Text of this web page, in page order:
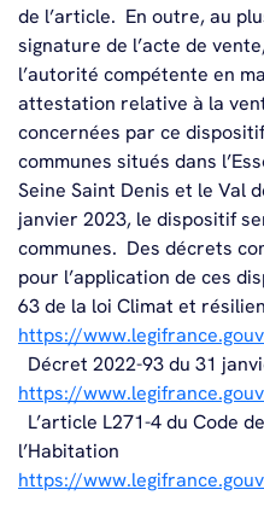
de l’article. En outre, au
signature de l’acte de
l’autorité compétente en
attestation relative à la
concernées par ce
communes situés dans
Seine Saint Denis et le Val
janvier 2023, le dispositif
communes. Des décrets
pour l’application de ces
63 de la loi Climat et
https://
Décret 2022-93 du 31
https://
L’article L271-4 du Code
l’Habitation
https://